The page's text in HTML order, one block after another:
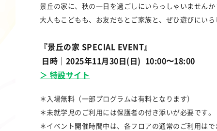
景丘の家に、秋の一日を過ごしにいらっしゃいませんか
大人もこどもも、お友だちとご家族と、ぜひ遊びにい
『景丘の家 SPECIAL EVENT』
日時｜2025年11月30日(日) 10:00〜18:00
＞ 特設サイト
＊入場無料（一部プログラムは有料となります）
＊未就学児のご利用には保護者の付き添いが必要です。
＊イベント開催時間中は、各フロアの通常のご利用は